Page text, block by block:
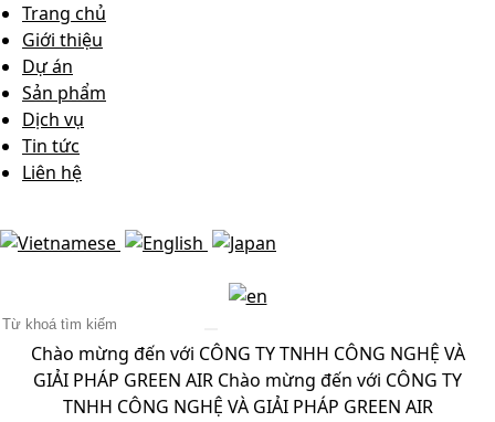
Trang chủ
Giới thiệu
Dự án
Sản phẩm
Dịch vụ
Tin tức
Liên hệ
Chào mừng đến với CÔNG TY TNHH CÔNG NGHỆ VÀ
GIẢI PHÁP GREEN AIR Chào mừng đến với CÔNG TY
TNHH CÔNG NGHỆ VÀ GIẢI PHÁP GREEN AIR